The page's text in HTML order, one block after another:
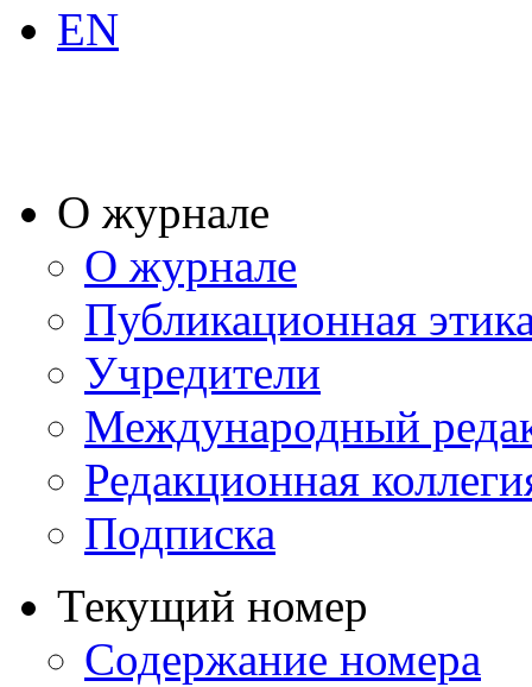
EN
О журнале
О журнале
Публикационная
Учредители
Международный
Редакционная
Подписка
Текущий номер
Содержание номера